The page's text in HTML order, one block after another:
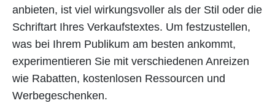
anbieten, ist viel wirkungsvoller als der Stil oder die
Schriftart Ihres Verkaufstextes. Um festzustellen,
was bei Ihrem Publikum am besten ankommt,
experimentieren Sie mit verschiedenen Anreizen
wie Rabatten, kostenlosen Ressourcen und
Werbegeschenken.